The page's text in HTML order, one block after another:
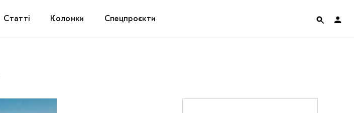
Статті Колонки Спецпроєкти